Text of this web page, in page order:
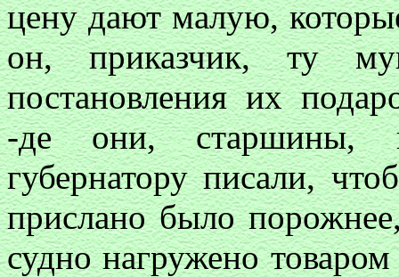
цену дают малую,
он, приказчик, ту
постановления их
-де они, старшины, к
губернатору писали,
прислано было
судно нагружено